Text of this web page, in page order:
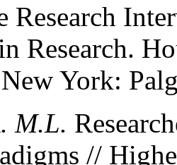
Research
Research.
York:
M.L.
//